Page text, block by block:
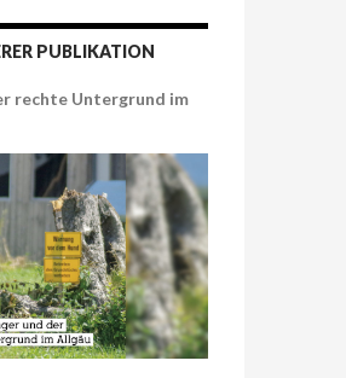
PUBLIKATION
rechte Untergrund im